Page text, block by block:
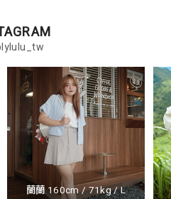
蘭蘭 160cm / 71kg / L